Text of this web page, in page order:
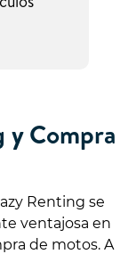
y Compra
Renting se
ventajosa en
de motos. A